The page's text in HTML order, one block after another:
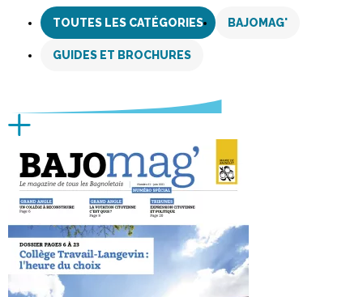
contenu
TOUTES LES CATÉGORIES BAJOMAG'
GUIDES ET BROCHURES